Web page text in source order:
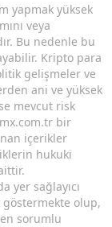
yapmak yüksek
veya
Bu nedenle bu
Kripto para
gelişmeler ve
ani ve yüksek
mevcut risk
bir
içerikler
hukuki
yer sağlayıcı
göstermekte olup,
sorumlu